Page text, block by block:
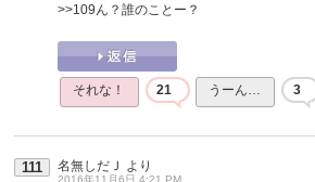
>>109ん？誰のことー？
それな！ 21 うーん… 3
111 名無しだＪ より
2016年11月6日 4:21 PM